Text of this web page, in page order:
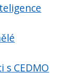
s CEDMO